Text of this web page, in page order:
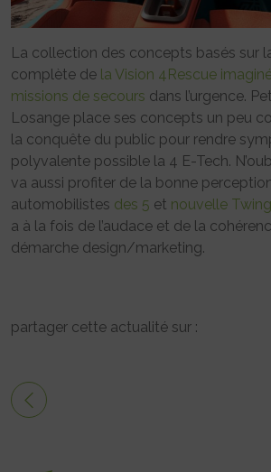
La collection des concepts basés sur
complète de la Vision 4Rescue
missions de secours dans l’urgence.
Losange place ses concepts un peu
la conquête du public pour rendre
polyvalente possible la 4 E-Tech.
va aussi profiter de la bonne
automobilistes des 5 et nouvelle
a à la fois de l’audace et de la
démarche design/marketing.
partager cette actualité sur :